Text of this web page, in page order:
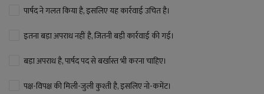
पार्षद ने गलत किया है, इसलिए यह कार्रवाई उचित है।
इतना बड़ा अपराध नहीं है, जितनी बड़ी कार्रवाई की गई।
बड़ा अपराध है, पार्षद पद से बर्खास्त भी करना चाहिए।
पक्ष-विपक्ष की मिली-जुली कुश्ती है, इसलिए नो-कमेंट।